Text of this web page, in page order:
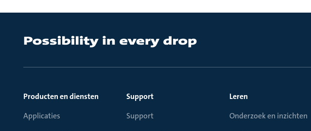
Producten en diensten
Applicaties
Support
Support
Leren
Onderzoek en inzichten